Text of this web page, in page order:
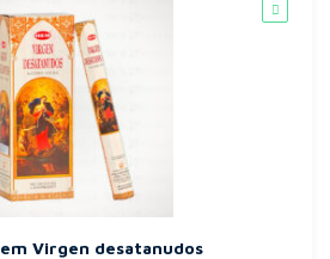
Virgen desatanudos